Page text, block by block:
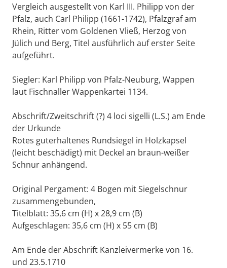
Vergleich ausgestellt von Karl III. Philipp von der
Pfalz, auch Carl Philipp (1661-1742), Pfalzgraf am
Rhein, Ritter vom Goldenen Vließ, Herzog von
Jülich und Berg, Titel ausführlich auf erster Seite
aufgeführt.
Siegler: Karl Philipp von Pfalz-Neuburg, Wappen
laut Fischnaller Wappenkartei 1134.
Abschrift/Zweitschrift (?) 4 loci sigelli (L.S.) am Ende
der Urkunde
Rotes guterhaltenes Rundsiegel in Holzkapsel
(leicht beschädigt) mit Deckel an braun-weißer
Schnur anhängend.
Original Pergament: 4 Bogen mit Siegelschnur
zusammengebunden,
Titelblatt: 35,6 cm (H) x 28,9 cm (B)
Aufgeschlagen: 35,6 cm (H) x 55 cm (B)
Am Ende der Abschrift Kanzleivermerke von 16.
und 23.5.1710